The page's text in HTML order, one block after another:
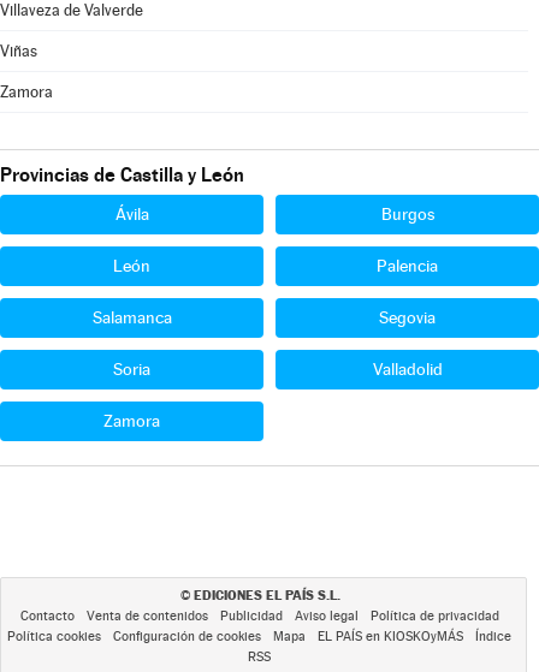
Villaveza de Valverde
Viñas
Zamora
Provincias de Castilla y León
Ávila Burgos
León Palencia
Salamanca Segovia
Soria Valladolid
Zamora
© EDICIONES EL PAÍS S.L.
Contacto Venta de contenidos Publicidad Aviso legal
Política de privacidad
Política cookies
Configuración de cookies Mapa EL PAÍS en KIOSKOyMÁS
Índice
RSS